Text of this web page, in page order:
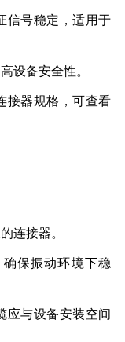
信号稳定，适用于
设备安全性。
接器规格，可查看
连接器。
确保振动环境下稳
应与设备安装空间